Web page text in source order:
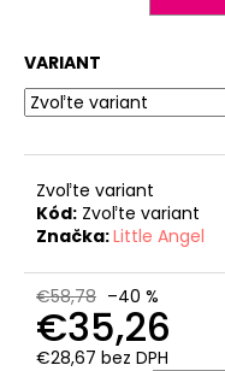
VARIANT
Zvoľte variant
Kód: Zvoľte variant
Značka:Little Angel
€58,78 –40 %
€35,26
€28,67 bez DPH